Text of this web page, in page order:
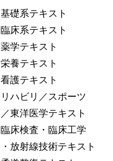
基礎系テキスト
臨床系テキスト
薬学テキスト
栄養テキスト
看護テキスト
リハビリ／スポーツ
／東洋医学テキスト
臨床検査・臨床工学
・放射線技術テキスト